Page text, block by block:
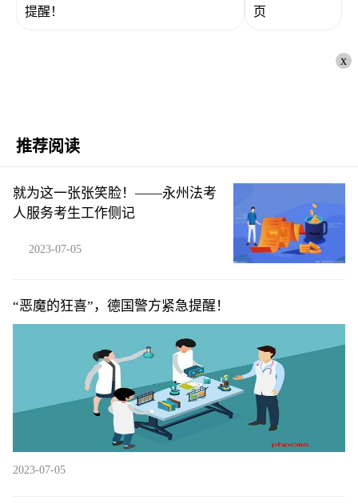
提醒！
页
x
推荐阅读
就为这一张张笑脸！——永州法考
人服务考生工作侧记
2023-07-05
“恶魔的狂喜”，德国警方紧急提醒！
2023-07-05